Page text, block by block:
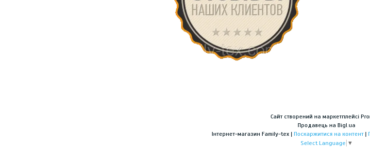
Сайт створений на маркетплейсі
Продавець на Bigl.ua
Інтернет-магазин Family-tex | Поскаржитися на контент |
Select Language ▼